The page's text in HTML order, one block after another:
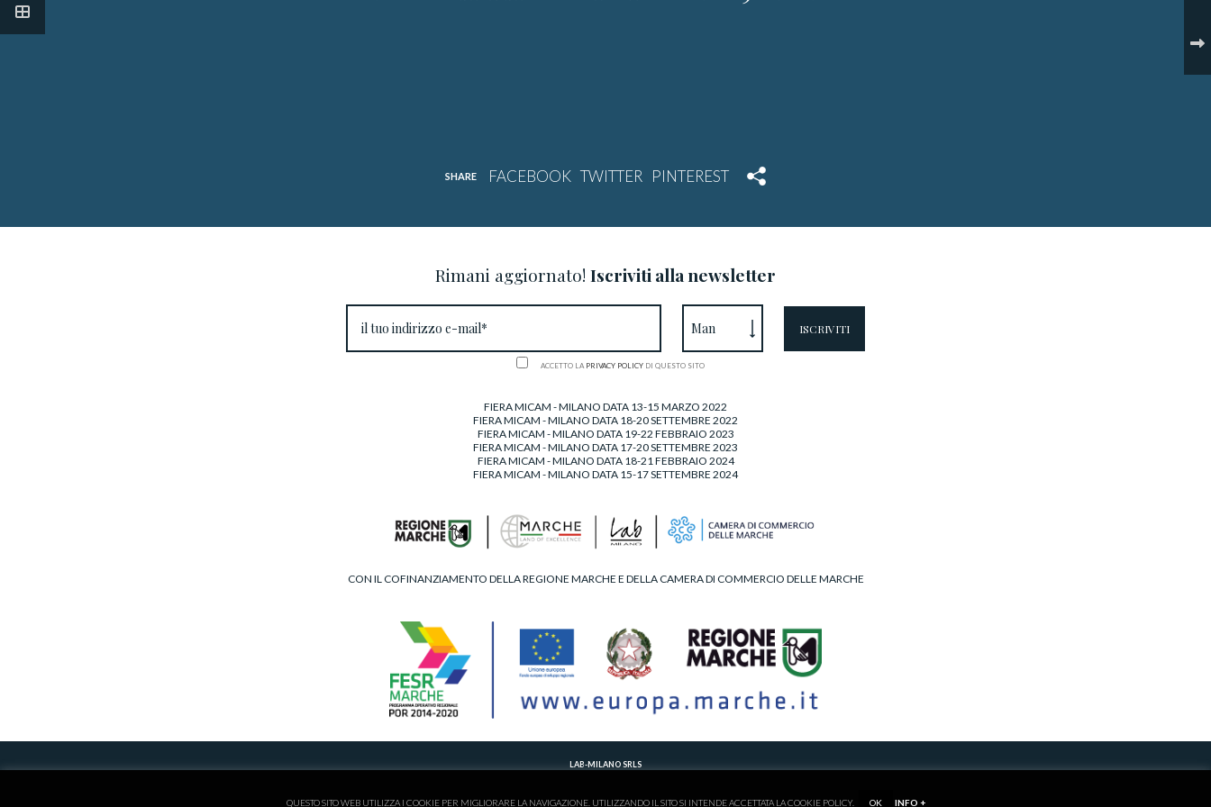
SHARE
Rimani aggiornato! Iscriviti alla newsletter
ACCETTO LA PRIVACY POLICYDI QUESTO SITO
FIERA MICAM - MILANO DATA 13-15 MARZO 2022
FIERA MICAM - MILANO DATA 18-20 SETTEMBRE 2022
FIERA MICAM - MILANO DATA 19-22 FEBBRAIO 2023
FIERA MICAM - MILANO DATA 17-20 SETTEMBRE 2023
FIERA MICAM - MILANO DATA 18-21 FEBBRAIO 2024
FIERA MICAM - MILANO DATA 15-17 SETTEMBRE 2024
CON IL COFINANZIAMENTO DELLA REGIONE MARCHE E DELLA CAMERA DI COMMERCIO DELLE MARCHE
LAB-MILANO SRLS
CONTRIBUTI INCASSATI NEL 2021
QUESTO SITO WEB UTILIZZA I COOKIE PER MIGLIORARE LA NAVIGAZIONE. UTILIZZANDO IL SITO SI INTENDE ACCETTATA LA COOKIE POLICY. OK INFO +